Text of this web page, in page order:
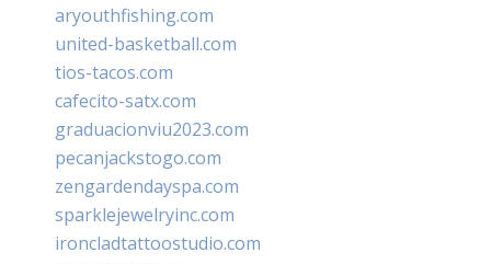
aryouthfishing.com
united-basketball.com
tios-tacos.com
cafecito-satx.com
graduacionviu2023.com
pecanjackstogo.com
zengardendayspa.com
sparklejewelryinc.com
ironcladtattoostudio.com